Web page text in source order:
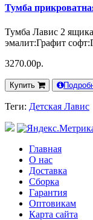
Тумба
Тумба Лавис 2
эмалит:Графит
3270.00р.
Купить
Теги: Детская Лавис
Главная
О нас
Доставка
Сборка
Гарантия
Оптовикам
Карта сайта